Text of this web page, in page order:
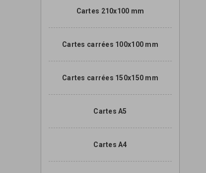
Cartes 210x100 mm
Cartes carrées 100x100 mm
Cartes carrées 150x150 mm
Cartes A5
Cartes A4